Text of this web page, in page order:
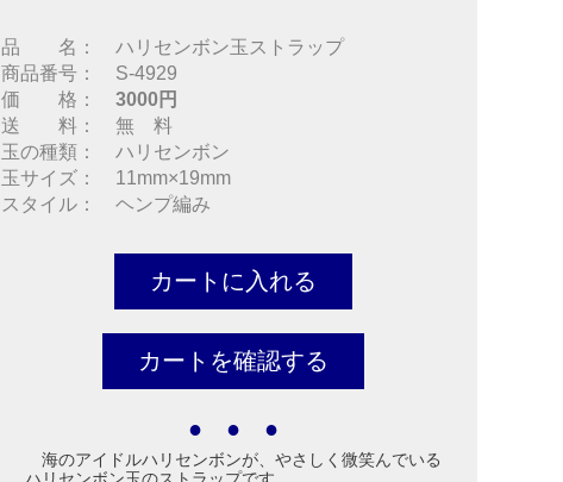
品 名： ハリセンボン玉ストラップ
商品番号： S-4929
価 格： 3000円
送 料： 無 料
玉の種類： ハリセンボン
玉サイズ： 11mm×19mm
スタイル： ヘンプ編み
● ● ●
海のアイドルハリセンボンが、やさしく微笑んでいる